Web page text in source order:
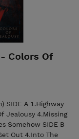
Colors Of
SIDE A 1.Highway
Jealousy 4.Missing